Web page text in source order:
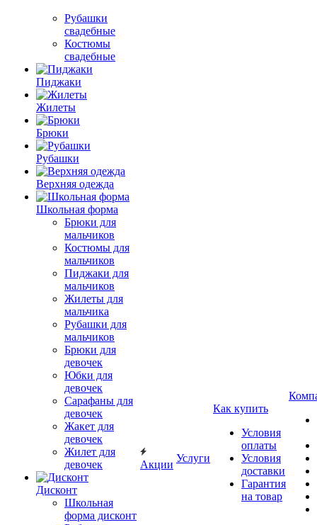
Рубашки
свадебные
Костюмы
свадебные
Пиджаки
Жилеты
Брюки
Рубашки
Верхняя одежда
Школьная форма
Брюки для
мальчиков
Костюмы для
мальчиков
Пиджаки для
мальчиков
Жилеты для
мальчика
Рубашки для
мальчиков
Брюки для
девочек
Юбки для
девочек
Сарафаны для
девочек
Жакет для
девочек
Жилет для
девочек
Дисконт
Школьная
форма дисконт
Акции
Услуги
Как купить
Условия
оплаты
Условия
доставки
Гарантия
на товар